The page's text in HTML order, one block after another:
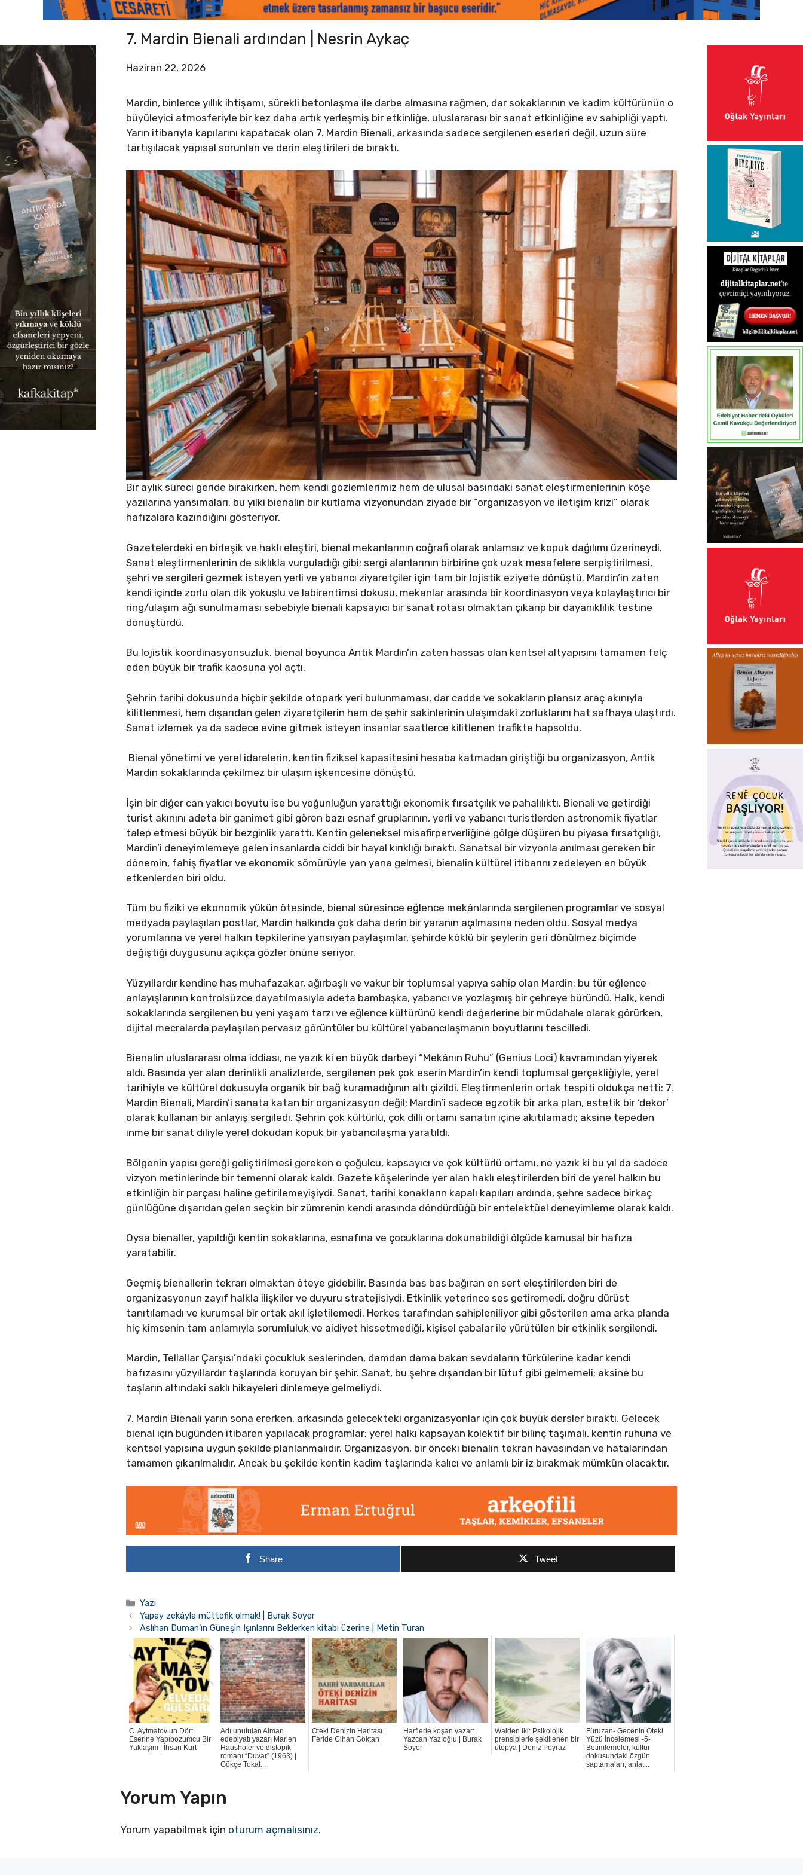
7. Mardin Bienali ardından | Nesrin Aykaç
Haziran 22, 2026
Mardin, binlerce yıllık ihtişamı, sürekli betonlaşma ile darbe almasına rağmen, dar sokaklarının ve kadim kültürünün o
büyüleyici atmosferiyle bir kez daha artık yerleşmiş bir etkinliğe, uluslararası bir sanat etkinliğine ev sahipliği yaptı.
Yarın itibarıyla kapılarını kapatacak olan 7. Mardin Bienali, arkasında sadece sergilenen eserleri değil, uzun süre
tartışılacak yapısal sorunları ve derin eleştirileri de bıraktı.
Bir aylık süreci geride bırakırken, hem kendi gözlemlerimiz hem de ulusal basındaki sanat eleştirmenlerinin köşe
yazılarına yansımaları, bu yılki bienalin bir kutlama vizyonundan ziyade bir “organizasyon ve iletişim krizi” olarak
hafızalara kazındığını gösteriyor.
Gazetelerdeki en birleşik ve haklı eleştiri, bienal mekanlarının coğrafi olarak anlamsız ve kopuk dağılımı üzerineydi.
Sanat eleştirmenlerinin de sıklıkla vurguladığı gibi; sergi alanlarının birbirine çok uzak mesafelere serpiştirilmesi,
şehri ve sergileri gezmek isteyen yerli ve yabancı ziyaretçiler için tam bir lojistik eziyete dönüştü. Mardin’in zaten
kendi içinde zorlu olan dik yokuşlu ve labirentimsi dokusu, mekanlar arasında bir koordinasyon veya kolaylaştırıcı bir
ring/ulaşım ağı sunulmaması sebebiyle bienali kapsayıcı bir sanat rotası olmaktan çıkarıp bir dayanıklılık testine
dönüştürdü.
Bu lojistik koordinasyonsuzluk, bienal boyunca Antik Mardin’in zaten hassas olan kentsel altyapısını tamamen felç
eden büyük bir trafik kaosuna yol açtı.
Şehrin tarihi dokusunda hiçbir şekilde otopark yeri bulunmaması, dar cadde ve sokakların plansız araç akınıyla
kilitlenmesi, hem dışarıdan gelen ziyaretçilerin hem de şehir sakinlerinin ulaşımdaki zorluklarını hat safhaya ulaştırdı.
Sanat izlemek ya da sadece evine gitmek isteyen insanlar saatlerce kilitlenen trafikte hapsoldu.
Bienal yönetimi ve yerel idarelerin, kentin fiziksel kapasitesini hesaba katmadan giriştiği bu organizasyon, Antik
Mardin sokaklarında çekilmez bir ulaşım işkencesine dönüştü.
İşin bir diğer can yakıcı boyutu ise bu yoğunluğun yarattığı ekonomik fırsatçılık ve pahalılıktı. Bienali ve getirdiği
turist akınını adeta bir ganimet gibi gören bazı esnaf gruplarının, yerli ve yabancı turistlerden astronomik fiyatlar
talep etmesi büyük bir bezginlik yarattı. Kentin geleneksel misafirperverliğine gölge düşüren bu piyasa fırsatçılığı,
Mardin’i deneyimlemeye gelen insanlarda ciddi bir hayal kırıklığı bıraktı. Sanatsal bir vizyonla anılması gereken bir
dönemin, fahiş fiyatlar ve ekonomik sömürüyle yan yana gelmesi, bienalin kültürel itibarını zedeleyen en büyük
etkenlerden biri oldu.
Tüm bu fiziki ve ekonomik yükün ötesinde, bienal süresince eğlence mekânlarında sergilenen programlar ve sosyal
medyada paylaşılan postlar, Mardin halkında çok daha derin bir yaranın açılmasına neden oldu. Sosyal medya
yorumlarına ve yerel halkın tepkilerine yansıyan paylaşımlar, şehirde köklü bir şeylerin geri dönülmez biçimde
değiştiği duygusunu açıkça gözler önüne seriyor.
Yüzyıllardır kendine has muhafazakar, ağırbaşlı ve vakur bir toplumsal yapıya sahip olan Mardin; bu tür eğlence
anlayışlarının kontrolsüzce dayatılmasıyla adeta bambaşka, yabancı ve yozlaşmış bir çehreye büründü. Halk, kendi
sokaklarında sergilenen bu yeni yaşam tarzı ve eğlence kültürünü kendi değerlerine bir müdahale olarak görürken,
dijital mecralarda paylaşılan pervasız görüntüler bu kültürel yabancılaşmanın boyutlarını tescilledi.
Bienalin uluslararası olma iddiası, ne yazık ki en büyük darbeyi “Mekânın Ruhu” (Genius Loci) kavramından yiyerek
aldı. Basında yer alan derinlikli analizlerde, sergilenen pek çok eserin Mardin’in kendi toplumsal gerçekliğiyle, yerel
tarihiyle ve kültürel dokusuyla organik bir bağ kuramadığının altı çizildi. Eleştirmenlerin ortak tespiti oldukça netti: 7.
Mardin Bienali, Mardin’i sanata katan bir organizasyon değil; Mardin’i sadece egzotik bir arka plan, estetik bir ‘dekor’
olarak kullanan bir anlayış sergiledi. Şehrin çok kültürlü, çok dilli ortamı sanatın içine akıtılamadı; aksine tepeden
inme bir sanat diliyle yerel dokudan kopuk bir yabancılaşma yaratıldı.
Bölgenin yapısı gereği geliştirilmesi gereken o çoğulcu, kapsayıcı ve çok kültürlü ortamı, ne yazık ki bu yıl da sadece
vizyon metinlerinde bir temenni olarak kaldı. Gazete köşelerinde yer alan haklı eleştirilerden biri de yerel halkın bu
etkinliğin bir parçası haline getirilemeyişiydi. Sanat, tarihi konakların kapalı kapıları ardında, şehre sadece birkaç
günlüğüne dışarıdan gelen seçkin bir zümrenin kendi arasında döndürdüğü bir entelektüel deneyimleme olarak kaldı.
Oysa bienaller, yapıldığı kentin sokaklarına, esnafına ve çocuklarına dokunabildiği ölçüde kamusal bir hafıza
yaratabilir.
Geçmiş bienallerin tekrarı olmaktan öteye gidebilir. Basında bas bas bağıran en sert eleştirilerden biri de
organizasyonun zayıf halkla ilişkiler ve duyuru stratejisiydi. Etkinlik yeterince ses getiremedi, doğru dürüst
tanıtılamadı ve kurumsal bir ortak akıl işletilemedi. Herkes tarafından sahipleniliyor gibi gösterilen ama arka planda
hiç kimsenin tam anlamıyla sorumluluk ve aidiyet hissetmediği, kişisel çabalar ile yürütülen bir etkinlik sergilendi.
Mardin, Tellallar Çarşısı’ndaki çocukluk seslerinden, damdan dama bakan sevdaların türkülerine kadar kendi
hafızasını yüzyıllardır taşlarında koruyan bir şehir. Sanat, bu şehre dışarıdan bir lütuf gibi gelmemeli; aksine bu
taşların altındaki saklı hikayeleri dinlemeye gelmeliydi.
7. Mardin Bienali yarın sona ererken, arkasında gelecekteki organizasyonlar için çok büyük dersler bıraktı. Gelecek
bienal için bugünden itibaren yapılacak programlar; yerel halkı kapsayan kolektif bir bilinç taşımalı, kentin ruhuna ve
kentsel yapısına uygun şekilde planlanmalıdır. Organizasyon, bir önceki bienalin tekrarı havasından ve hatalarından
tamamen çıkarılmalıdır. Ancak bu şekilde kentin kadim taşlarında kalıcı ve anlamlı bir iz bırakmak mümkün olacaktır.
Share Tweet
Kategoriler
Yazı
Yapay zekâyla müttefik olmak! | Burak Soyer
Aslıhan Duman’ın Güneşin Işınlarını Beklerken kitabı üzerine | Metin Turan
C. Aytmatov’un Dört
Eserine Yapıbozumcu Bir
Yaklaşım | İhsan Kurt
Adı unutulan Alman
edebiyatı yazarı Marlen
Haushofer ve distopik
romanı “Duvar” (1963) |
Gökçe Tokat...
Öteki Denizin Haritası |
Feride Cihan Göktan
Harflerle koşan yazar:
Yazcan Yazıoğlu | Burak
Soyer
Walden İki: Psikolojik
prensiplerle şekillenen bir
ütopya | Deniz Poyraz
Füruzan- Gecenin Öteki
Yüzü İncelemesi -5-
Betimlemeler, kültür
dokusundaki özgün
saptamaları, anlat...
Yorum Yapın
Yorum yapabilmek için oturum açmalısınız.